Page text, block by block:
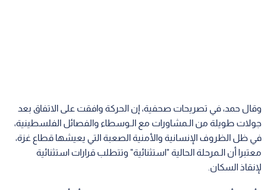
وقال حمد، في تصريحات صحفية، إن الحركة وافقت على الاتفاق بعد
جولات طويلة من الـمشاورات مع الـوسطاء والفصائل الفلسطينية،
في ظل الظروف الإنسانية والأمنية الصعبة التي يعيشها قطاع غزة،
معتبرا أن الـمرحلة الحالية "استثنائية" وتتطلب قرارات استثنائية
لإنقاذ السكان.